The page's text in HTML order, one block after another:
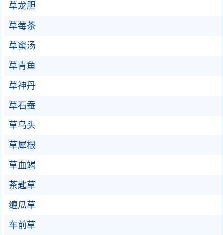
草龙胆
草莓茶
草蜜汤
草青鱼
草神丹
草石蚕
草乌头
草犀根
草血竭
茶匙草
缠瓜草
车前草